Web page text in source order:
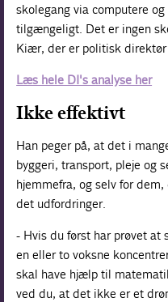
skolegang via computere
tilgængeligt. Det er ingen
Kiær, der er politisk direktør
Læs hele DI's analyse her
Ikke effektivt
Han peger på, at det i
byggeri, transport, pleje og
hjemmefra, og selv for
det udfordringer.
- Hvis du først har prøvet at
en eller to voksne
skal have hjælp til
ved du, at det ikke er et